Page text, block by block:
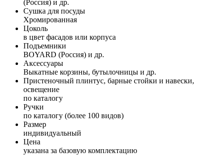
(Россия) и др.
Сушка для посуды
Хромированная
Цоколь
в цвет фасадов или корпуса
Подъемники
BOYARD (Россия) и др.
Аксессуары
Выкатные корзины, бутылочницы и др.
Пристеночный плинтус, барные стойки и навески,
освещение
по каталогу
Ручки
по каталогу (более 100 видов)
Размер
индивидуальный
Цена
указана за базовую комплектацию